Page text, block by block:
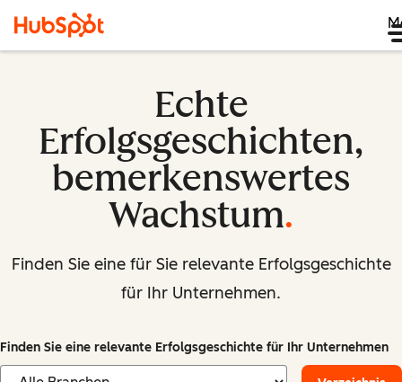
Echte
Erfolgsgeschichten,
bemerkenswertes
Wachstum.
Finden Sie eine für Sie relevante Erfolgsgeschichte
für Ihr Unternehmen.
Finden Sie eine relevante Erfolgsgeschichte für Ihr Unternehmen